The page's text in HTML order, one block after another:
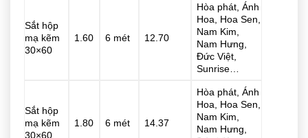
Sắt hộp
mạ kẽm
30×60
1.60 6 mét 12.70
Hòa phát, Ánh
Hoa, Hoa Sen,
Nam Kim,
Nam Hưng,
Đức Việt,
Sunrise…
Sắt hộp
mạ kẽm
30×60
1.80 6 mét 14.37
Hòa phát, Ánh
Hoa, Hoa Sen,
Nam Kim,
Nam Hưng,